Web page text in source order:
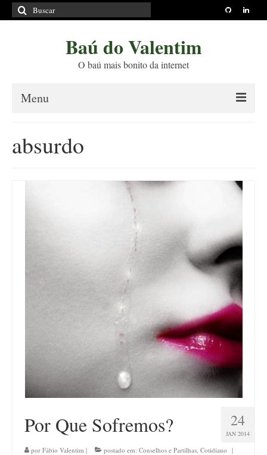
Buscar
por:
Baú do Valentim
O baú mais bonito da internet
Menu
Princípios Editoriais
absurdo
24
JAN 2014
Por Que Sofremos?
por Fábio Valentim | postado em: Conselhos e Partilhas, Cotidiano |